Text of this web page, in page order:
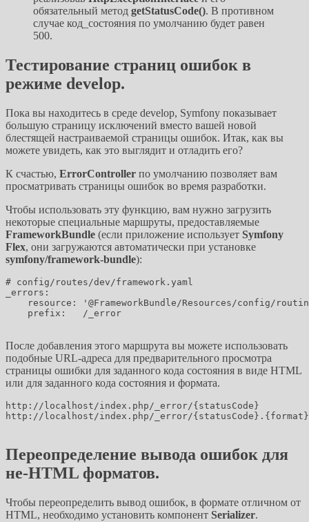
обязательный метод getStatusCode(). В противном
случае код_состояния по умолчанию будет равен
500.
Тестирование страниц ошибок в
режиме develop.
Пока вы находитесь в среде develop, Symfony показывает
большую страницу исключений вместо вашей новой
блестящей настраиваемой страницы ошибок. Итак, как вы
можете увидеть, как это выглядит и отладить его?
К счастью, ErrorController по умолчанию позволяет вам
просматривать страницы ошибок во время разработки.
Чтобы использовать эту функцию, вам нужно загрузить
некоторые специальные маршруты, предоставляемые
FrameworkBundle (если приложение использует Symfony
Flex, они загружаются автоматически при установке
symfony/framework-bundle):
# config/routes/dev/framework.yaml
_errors:
resource: '@FrameworkBundle/Resources/config/
    prefix:   /_error
После добавления этого маршрута вы можете использовать
подобные URL-адреса для предварительного просмотра
страницы ошибки для заданного кода состояния в виде HTML
или для заданного кода состояния и формата.
http://localhost/index.php/_error/{statusCode}
http://localhost/index.php/_error/{statusCode}.{format}
Переопределение вывода ошибок для
не-HTML форматов.
Чтобы переопределить вывод ошибок, в формате отличном от
HTML, необходимо установить компонент Serializer.